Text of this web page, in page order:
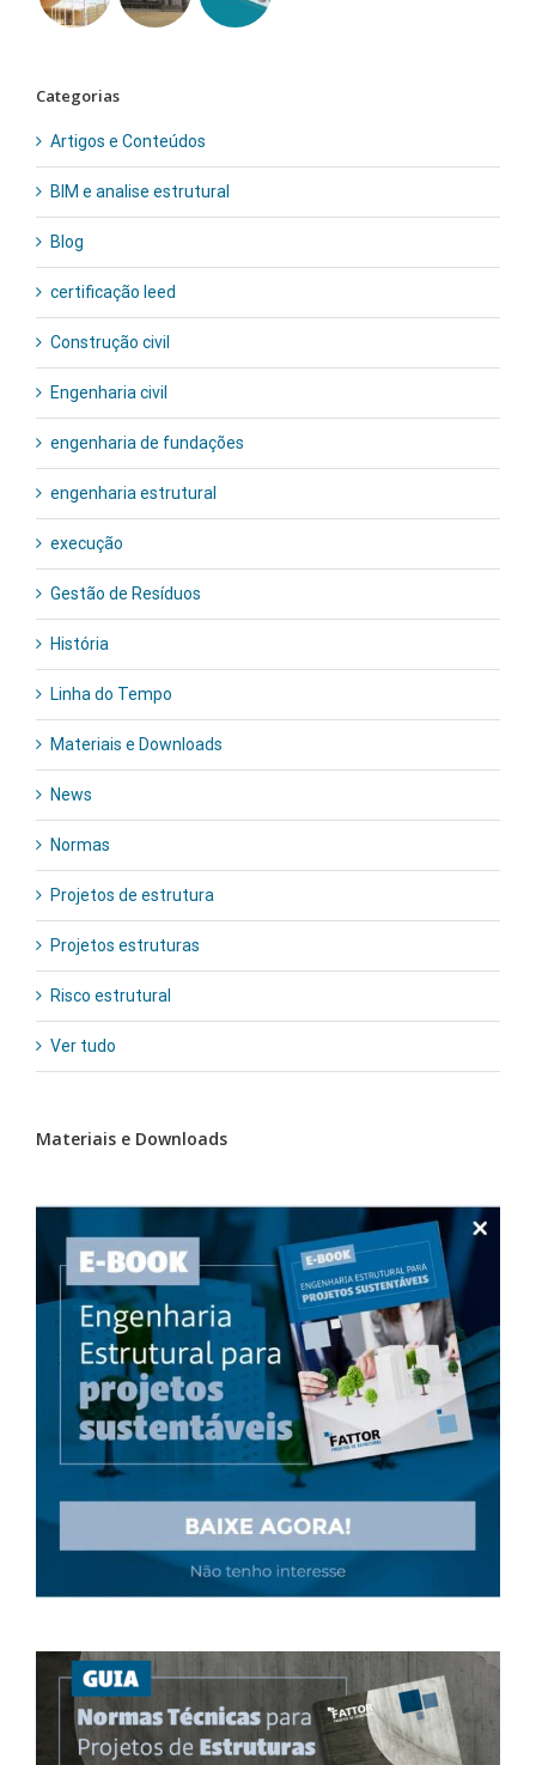
Categorias
Artigos e Conteúdos
BIM e analise estrutural
Blog
certificação leed
Construção civil
Engenharia civil
engenharia de fundações
engenharia estrutural
execução
Gestão de Resíduos
História
Linha do Tempo
Materiais e Downloads
News
Normas
Projetos de estrutura
Projetos estruturas
Risco estrutural
Ver tudo
Materiais e Downloads